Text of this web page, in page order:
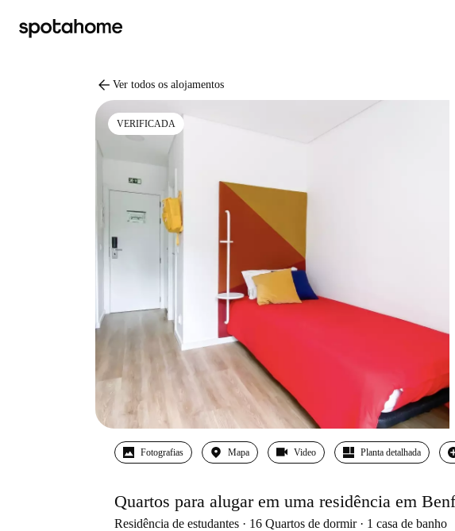
arrow_back Ver todos os alojamentos
VERIFICADA
Fotografias Mapa Video Planta detalhada
Quartos para alugar em uma residência em
Residência de estudantes 16 Quartos de dormir 1 casa de banho